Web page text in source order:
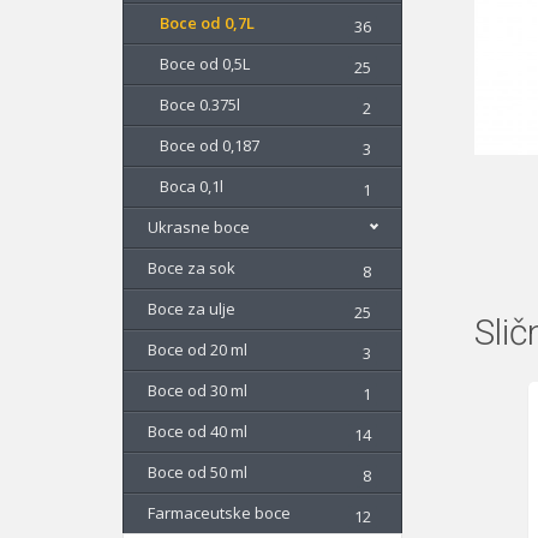
Boce od 0,7L
36
Boce od 0,5L
25
Boce 0.375l
2
Boce od 0,187
3
Boca 0,1l
1
Ukrasne boce
Boce za sok
8
Boce za ulje
25
Boce od 20 ml
3
Boce od 30 ml
1
Boce od 40 ml
14
Boce od 50 ml
8
Farmaceutske boce
12